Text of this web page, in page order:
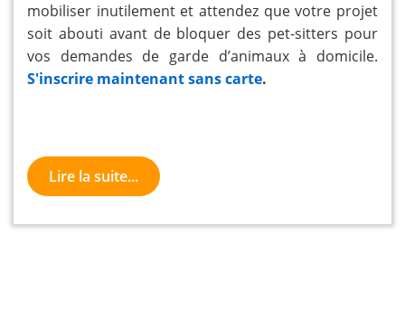
mobiliser inutilement et attendez que votre projet
soit abouti avant de bloquer des pet-sitters pour
vos demandes de garde d’animaux à domicile.
S'inscrire maintenant sans carte.
Lire la suite...